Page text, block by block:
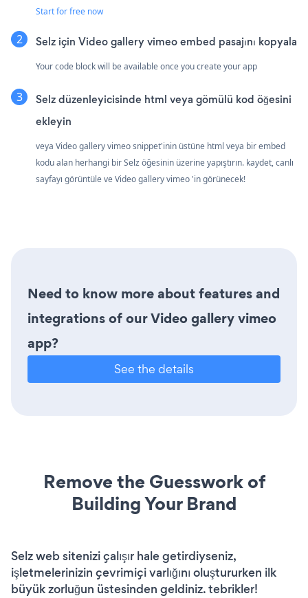
Start for free now
Selz için Video gallery vimeo embed pasajını kopyala
Your code block will be available once you create your app
Selz düzenleyicisinde html veya gömülü kod öğesini
ekleyin
veya Video gallery vimeo snippet'inin üstüne html veya bir embed
kodu alan herhangi bir Selz öğesinin üzerine yapıştırın. kaydet, canlı
sayfayı görüntüle ve Video gallery vimeo 'in görünecek!
Need to know more about features and
integrations of our Video gallery vimeo
app?
See the details
Remove the Guesswork of
Building Your Brand
Selz web sitenizi çalışır hale getirdiyseniz,
işletmelerinizin çevrimiçi varlığını oluştururken ilk
büyük zorluğun üstesinden geldiniz. tebrikler!